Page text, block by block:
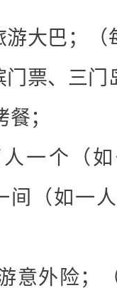
大巴；（
票、三门
；
一个（
间（如一
意外险；